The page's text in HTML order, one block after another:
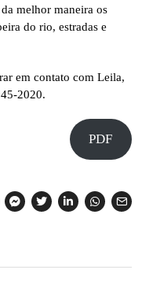
melhor maneira os
do rio, estradas e
em contato com Leila,
2020.
PDF